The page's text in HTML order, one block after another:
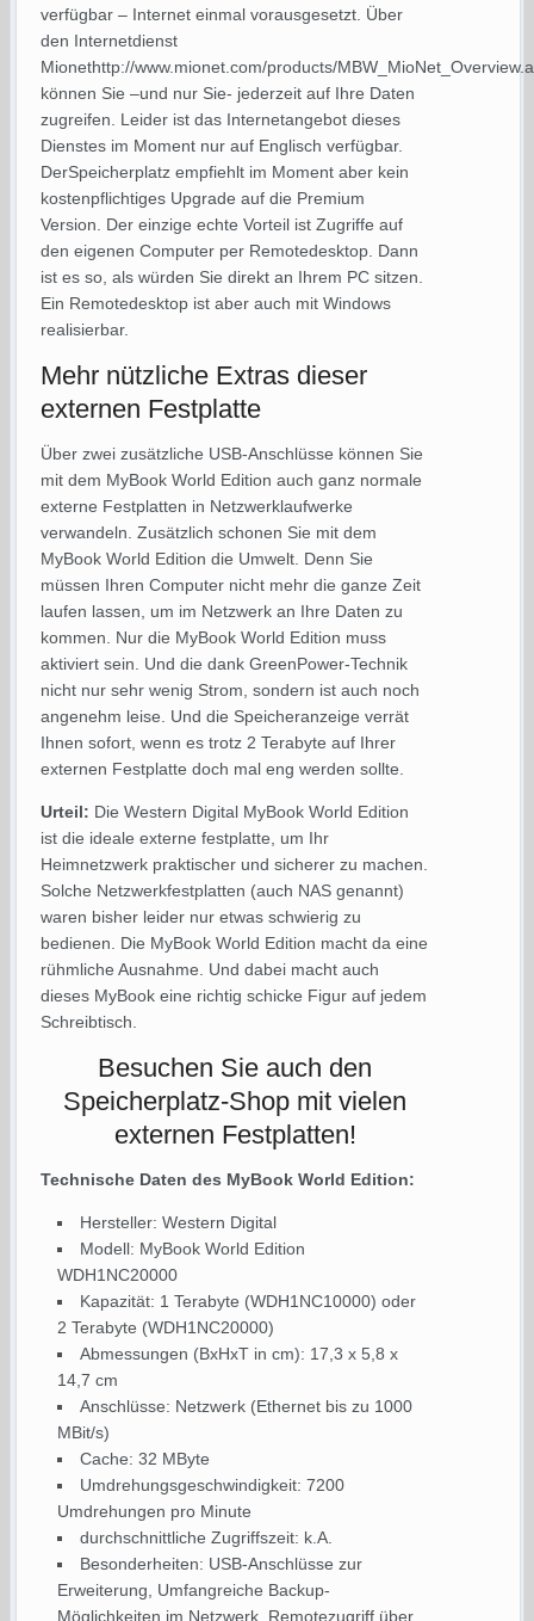
verfügbar – Internet einmal vorausgesetzt. Über
den Internetdienst
Mionethttp://www.mionet.com/products/
können Sie –und nur Sie- jederzeit auf Ihre Daten
zugreifen. Leider ist das Internetangebot dieses
Dienstes im Moment nur auf Englisch verfügbar.
DerSpeicherplatz empfiehlt im Moment aber kein
kostenpflichtiges Upgrade auf die Premium
Version. Der einzige echte Vorteil ist Zugriffe auf
den eigenen Computer per Remotedesktop. Dann
ist es so, als würden Sie direkt an Ihrem PC sitzen.
Ein Remotedesktop ist aber auch mit Windows
realisierbar.
Mehr nützliche Extras dieser
externen Festplatte
Über zwei zusätzliche USB-Anschlüsse können Sie
mit dem MyBook World Edition auch ganz normale
externe Festplatten in Netzwerklaufwerke
verwandeln. Zusätzlich schonen Sie mit dem
MyBook World Edition die Umwelt. Denn Sie
müssen Ihren Computer nicht mehr die ganze Zeit
laufen lassen, um im Netzwerk an Ihre Daten zu
kommen. Nur die MyBook World Edition muss
aktiviert sein. Und die dank GreenPower-Technik
nicht nur sehr wenig Strom, sondern ist auch noch
angenehm leise. Und die Speicheranzeige verrät
Ihnen sofort, wenn es trotz 2 Terabyte auf Ihrer
externen Festplatte doch mal eng werden sollte.
Urteil: Die Western Digital MyBook World Edition
ist die ideale externe festplatte, um Ihr
Heimnetzwerk praktischer und sicherer zu machen.
Solche Netzwerkfestplatten (auch NAS genannt)
waren bisher leider nur etwas schwierig zu
bedienen. Die MyBook World Edition macht da eine
rühmliche Ausnahme. Und dabei macht auch
dieses MyBook eine richtig schicke Figur auf jedem
Schreibtisch.
Besuchen Sie auch den
Speicherplatz-Shop mit vielen
externen Festplatten!
Technische Daten des MyBook World Edition:
Hersteller: Western Digital
Modell: MyBook World Edition
WDH1NC20000
Kapazität: 1 Terabyte (WDH1NC10000) oder
2 Terabyte (WDH1NC20000)
Abmessungen (BxHxT in cm): 17,3 x 5,8 x
14,7 cm
Anschlüsse: Netzwerk (Ethernet bis zu 1000
MBit/s)
Cache: 32 MByte
Umdrehungsgeschwindigkeit: 7200
Umdrehungen pro Minute
durchschnittliche Zugriffszeit: k.A.
Besonderheiten: USB-Anschlüsse zur
Erweiterung, Umfangreiche Backup-
Möglichkeiten im Netzwerk, Remotezugriff über